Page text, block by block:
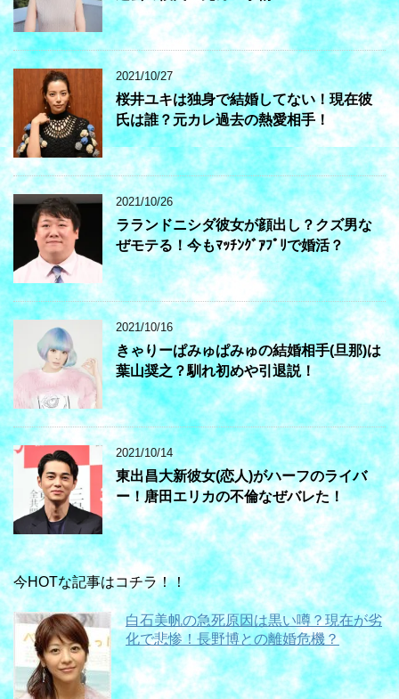
2021/10/27
桜井ユキは独身で結婚してない！現在彼
氏は誰？元カレ過去の熱愛相手！
2021/10/26
ラランドニシダ彼女が顔出し？クズ男な
ぜモテる！今もﾏｯﾁﾝｸﾞｱﾌﾟﾘで婚活？
2021/10/16
きゃりーぱみゅぱみゅの結婚相手(旦那)は
葉山奨之？馴れ初めや引退説！
2021/10/14
東出昌大新彼女(恋人)がハーフのライバ
ー！唐田エリカの不倫なぜバレた！
今HOTな記事はコチラ！！
白石美帆の急死原因は黒い噂？現在が劣
化で悲惨！長野博との離婚危機？